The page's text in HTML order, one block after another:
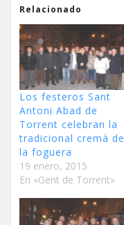
Relacionado
Los festeros Sant
Antoni Abad de
Torrent celebran la
tradicional cremà de
la foguera
19 enero, 2015
En «Gent de Torrent»